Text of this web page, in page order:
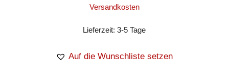
Versandkosten
Lieferzeit:3-5 Tage
Auf die Wunschliste setzen